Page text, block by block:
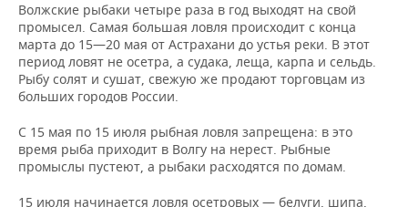
Волжские рыбаки четыре раза в год выходят на свой
промысел. Самая большая ловля происходит с конца
марта до 15—20 мая от Астрахани до устья реки. В этот
период ловят не осетра, а судака, леща, карпа и сельдь.
Рыбу солят и сушат, свежую же продают торговцам из
больших городов России.
С 15 мая по 15 июля рыбная ловля запрещена: в это
время рыба приходит в Волгу на нерест. Рыбные
промыслы пустеют, а рыбаки расходятся по домам.
15 июля начинается ловля осетровых — белуги, шипа,